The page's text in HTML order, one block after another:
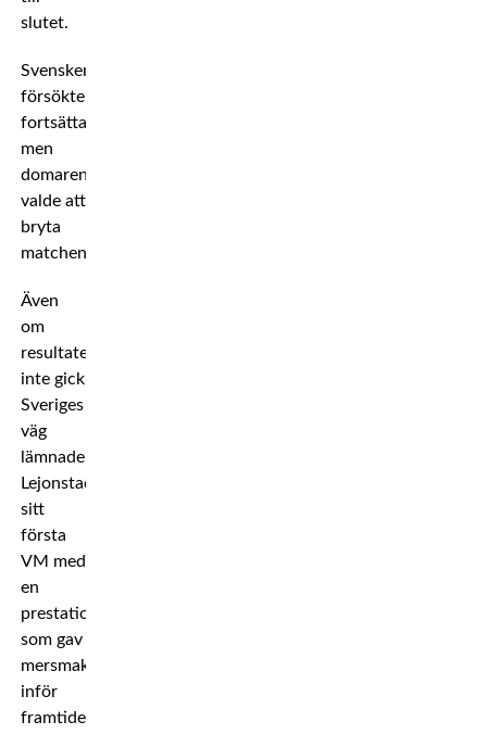
slutet.
Svensken
försökte
fortsätta,
men
domaren
valde att
bryta
matchen.
Även
om
resultatet
inte gick
Sveriges
väg
lämnade
Lejonstad
sitt
första
VM med
en
prestation
som gav
mersmak
inför
framtiden.